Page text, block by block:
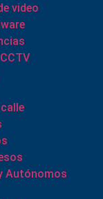
video
Autónomos